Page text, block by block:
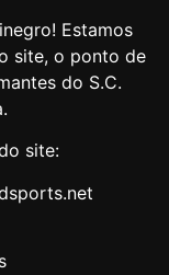
Estamos
site, o ponto de
do S.C.
site: